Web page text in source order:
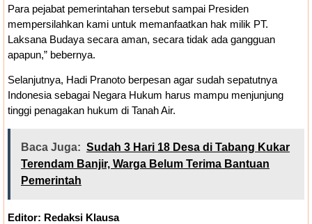
Para pejabat pemerintahan tersebut sampai Presiden
mempersilahkan kami untuk memanfaatkan hak milik PT.
Laksana Budaya secara aman, secara tidak ada gangguan
apapun,” bebernya.
Selanjutnya, Hadi Pranoto berpesan agar sudah sepatutnya
Indonesia sebagai Negara Hukum harus mampu menjunjung
tinggi penagakan hukum di Tanah Air.
Baca Juga: Sudah 3 Hari 18 Desa di Tabang Kukar
Terendam Banjir, Warga Belum Terima Bantuan
Pemerintah
Editor: Redaksi Klausa